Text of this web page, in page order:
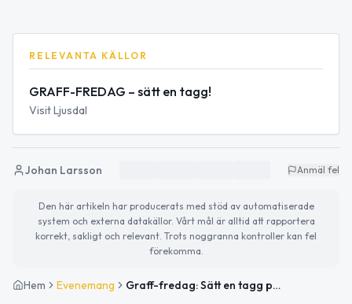
RELEVANTA KÄLLOR
GRAFF-FREDAG – sätt en tagg!
Visit Ljusdal
Johan Larsson Anmäl fel
Den här artikeln har producerats med stöd av automatiserade
system och externa datakällor. Vårt mål är alltid att rapportera
korrekt, sakligt och relevant. Trots noggranna kontroller kan fel
förekomma.
Hem Evenemang Graff-fredag: Sätt en tagg på Legoväggen